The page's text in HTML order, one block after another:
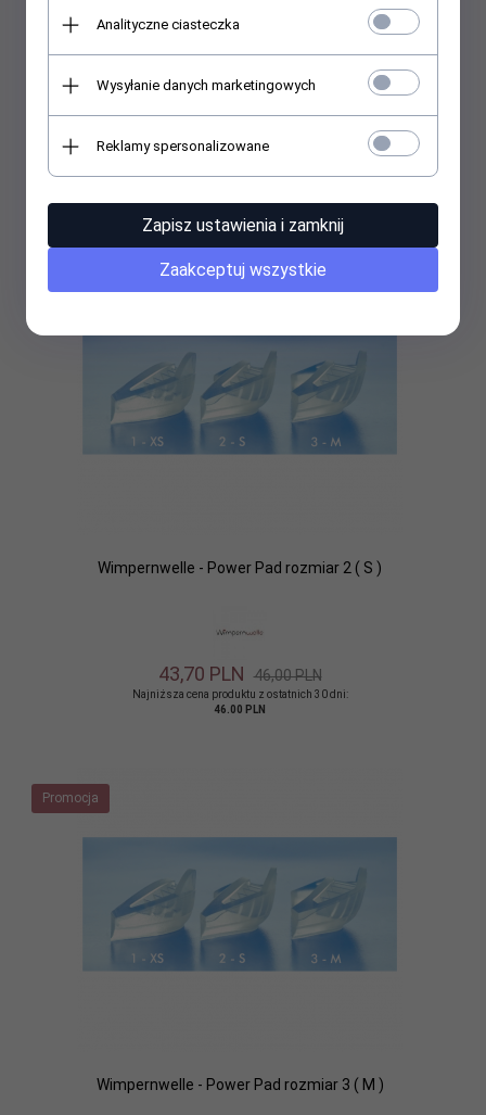
Wimpernwelle - Power Pad rozmiar 1 ( XS )
43,70 PLN
Najniższa cena produktu z ostatnich 30 dni:
Wimpernwelle - Power Pad rozmiar 2 ( S )
43,70 PLN 46,00 PLN
Najniższa cena produktu z ostatnich 30 dni:
46.00 PLN
Promocja
Wimpernwelle - Power Pad rozmiar 3 ( M )
Analityczne ciasteczka
Wysyłanie danych marketingowych
Reklamy spersonalizowane
Zapisz ustawienia i zamknij
Zaakceptuj wszystkie